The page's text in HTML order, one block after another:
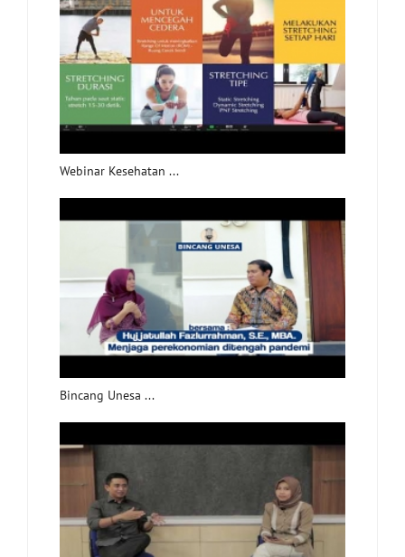
Webinar Kesehatan ...
Bincang Unesa ...